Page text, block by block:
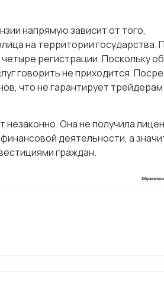
напрямую зависит от того,
на территории государства.
регистрации. Поскольку об
говорить не приходится.
что не гарантирует трейдерам
незаконно. Она не получила
деятельности, а
граждан.